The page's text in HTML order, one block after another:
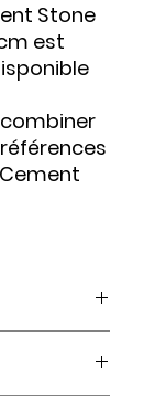
Stone
est